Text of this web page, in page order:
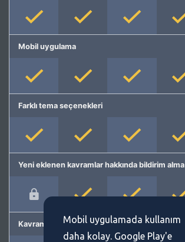
Mobil uygulama
Farklı tema seçenekleri
Yeni eklenen kavramlar hakkında bildirim alma
Kavram önermeMobil uygulamada kullanım
daha kolay. Google Play'e